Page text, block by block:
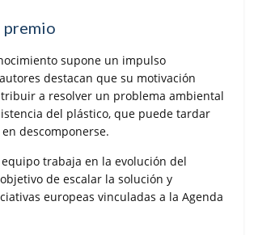
premio
supone un impulso
destacan que su motivación
a resolver un problema ambiental
del plástico, que puede tardar
descomponerse.
trabaja en la evolución del
de escalar la solución y
europeas vinculadas a la Agenda